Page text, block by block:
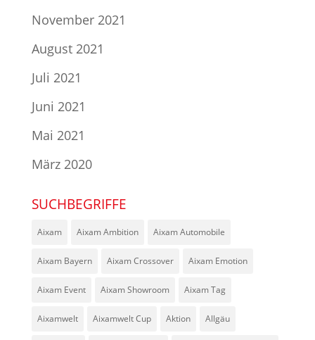
November 2021
August 2021
Juli 2021
Juni 2021
Mai 2021
März 2020
SUCHBEGRIFFE
Aixam Aixam Ambition Aixam Automobile
Aixam Bayern Aixam Crossover Aixam Emotion
Aixam Event Aixam Showroom Aixam Tag
Aixamwelt Aixamwelt Cup Aktion Allgäu